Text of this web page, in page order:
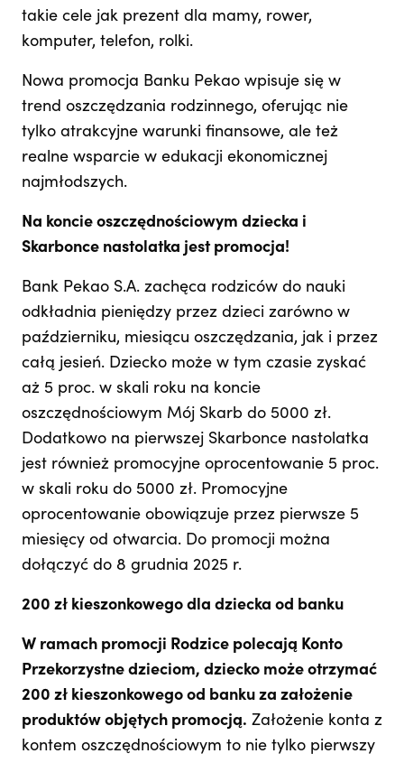
takie cele jak prezent dla mamy, rower,
komputer, telefon, rolki.
Nowa promocja Banku Pekao wpisuje się w
trend oszczędzania rodzinnego, oferując nie
tylko atrakcyjne warunki finansowe, ale też
realne wsparcie w edukacji ekonomicznej
najmłodszych.
Na koncie oszczędnościowym dziecka i
Skarbonce nastolatka jest promocja!
Bank Pekao S.A. zachęca rodziców do nauki
odkładnia pieniędzy przez dzieci zarówno w
październiku, miesiącu oszczędzania, jak i przez
całą jesień. Dziecko może w tym czasie zyskać
aż 5 proc. w skali roku na koncie
oszczędnościowym Mój Skarb do 5000 zł.
Dodatkowo na pierwszej Skarbonce nastolatka
jest również promocyjne oprocentowanie 5 proc.
w skali roku do 5000 zł. Promocyjne
oprocentowanie obowiązuje przez pierwsze 5
miesięcy od otwarcia. Do promocji można
dołączyć do 8 grudnia 2025 r.
200 zł kieszonkowego dla dziecka od banku
W ramach promocji Rodzice polecają Konto
Przekorzystne dzieciom, dziecko może otrzymać
200 zł kieszonkowego od banku za założenie
produktów objętych promocją. Założenie konta z
kontem oszczędnościowym to nie tylko pierwszy